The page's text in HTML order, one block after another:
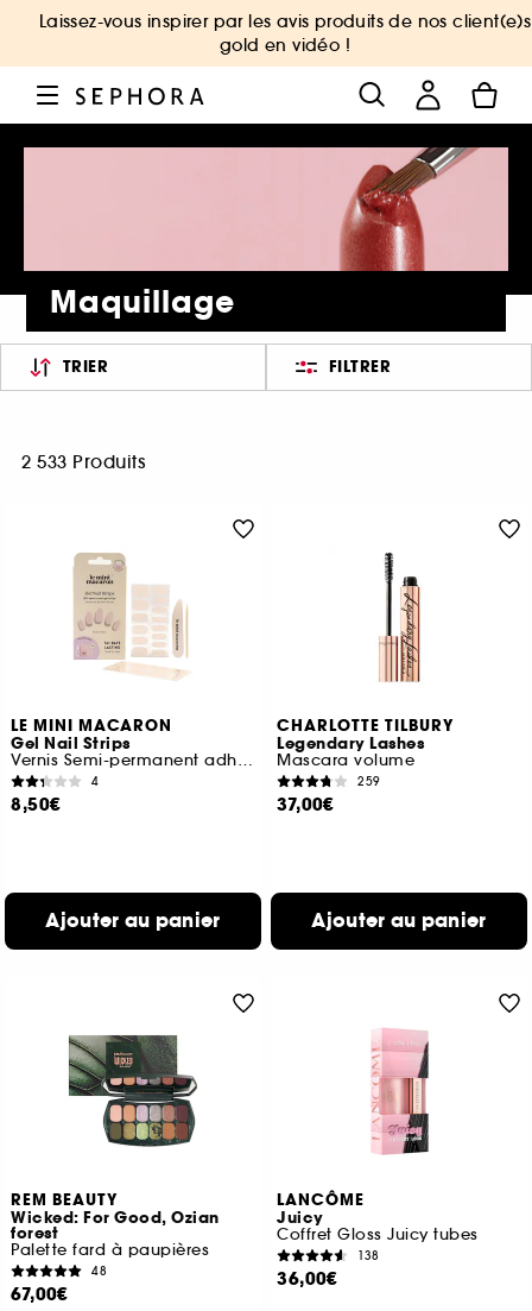
Laissez-vous inspirer par les avis produits de nos client(e)s
gold en vidéo !
Maquillage
TRIER FILTRER
2 533 Produits
LE MINI MACARON
Gel Nail Strips
Vernis Semi-permanent adhésif
4
8,50€
Ajouter au panier
CHARLOTTE TILBURY
Legendary Lashes
Mascara volume
259
37,00€
Ajouter au panier
REM BEAUTY
Wicked: For Good, Ozian
forest
Palette fard à paupières
48
67,00€
LANCÔME
Juicy
Coffret Gloss Juicy tubes
138
36,00€